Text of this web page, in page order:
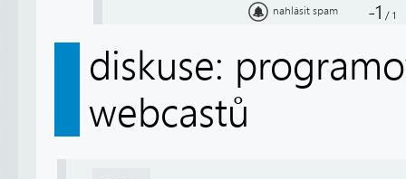
nahlásit spam -1 / 1
diskuse:
webcastů